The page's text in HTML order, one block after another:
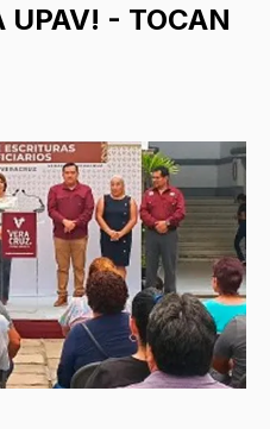
UPAV! - TOCAN